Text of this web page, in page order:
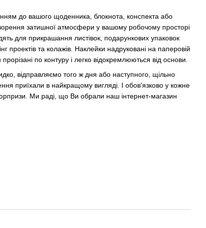
до вашого щоденника, блокнота, конспекта або
затишної атмосфери у вашому робочому просторі
для прикрашання листівок, подарункових упаковок
проектів та колажів. Наклейки надруковані на паперовій
по контуру і легко відокремлюються від основи.
відправляємо того ж дня або наступного, щільно
приїхали в найкращому вигляді. І обов'язково у кожне
Ми раді, що Ви обрали наш інтернет-магазин